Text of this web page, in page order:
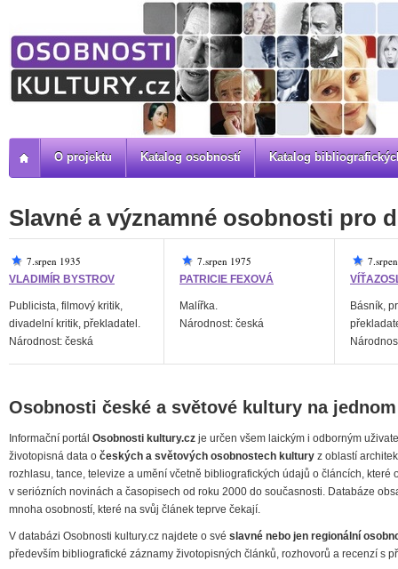
Osobnosti české a světové kultury na
7.srpen 1935
VLADIMÍR BYSTROV
Publicista, filmový kritik,
divadelní kritik, překladatel.
Národnost: česká
7.srpen 1975
PATRICIE FEXOVÁ
Malířka.
Národnost: česká
Básník,
Slavné a významné osobnosti pro
Informační portál Osobnosti kultury.cz je určen všem laickým i odborným
životopisná data o českých a světových osobnostech kultury z oblastí
rozhlasu, tance, televize a umění včetně bibliografických údajů o článcích, které
v seriózních novinách a časopisech od roku 2000 do současnosti. Databáze
mnoha osobností, které na svůj článek teprve čekají.
V databázi Osobnosti kultury.cz najdete o své slavné nebo jen regionální
především bibliografické záznamy životopisných článků, rozhovorů a recenzí s
O projektu Katalog osobností Katalog